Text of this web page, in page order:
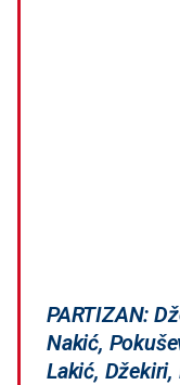
PARTIZAN:
Nakić,
Lakić,